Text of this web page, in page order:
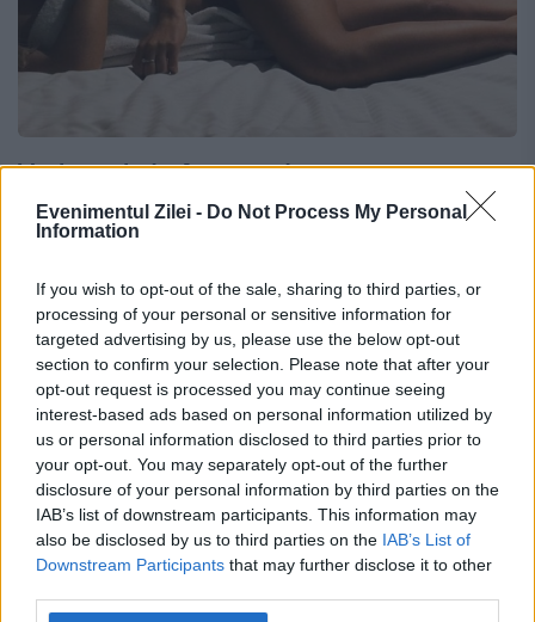
Evenimentul Zilei - Do Not Process My Personal
Information
If you wish to opt-out of the sale, sharing to third parties, or
processing of your personal or sensitive information for
targeted advertising by us, please use the below opt-out
section to confirm your selection. Please note that after your
opt-out request is processed you may continue seeing
interest-based ads based on personal information utilized by
us or personal information disclosed to third parties prior to
your opt-out. You may separately opt-out of the further
disclosure of your personal information by third parties on the
IAB’s list of downstream participants. This information may
also be disclosed by us to third parties on the IAB’s List of
Downstream Participants that may further disclose it to other
Vedeta de la Antena, ipostaze
uluitoare. Trupul zeiței a fost dezvăluit
Asistenta de la ”Neatza cu Răzvan și Dani”,
Andreea Olaru, a făcut poze care au
înfierbântat fanii. Ramona Olaru, asistenta
de la ”Neatza cu Răzvan și Dani”, face poze
din...